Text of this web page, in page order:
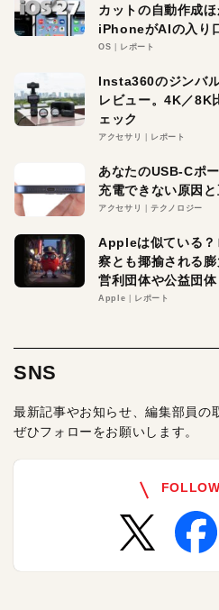
カットの自動作成
iPhoneがAIの入り
OS レポート
Insta360のジンバ
レビュー。4K／8K
ェック
アクセサリ レポート
あなたのUSB-Cポ
充電できない原因
アクセサリ テクノロジー
Appleは似ている？
察とも揶揄される
営利団体や公益団
る理由とは
Apple レポート
SNS
最新記事やお知らせ、編集部員の
ぜひフォローをお願いします。